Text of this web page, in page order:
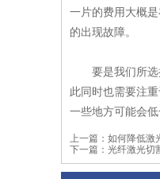
一片的费用大概
的出现故障。
要是我们所
此同时也需要注
一些地方可能会
上一篇： 如何降低激
下一篇： 光纤激光切